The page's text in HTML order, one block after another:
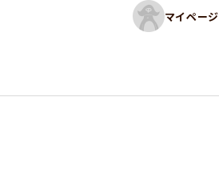
マイページ